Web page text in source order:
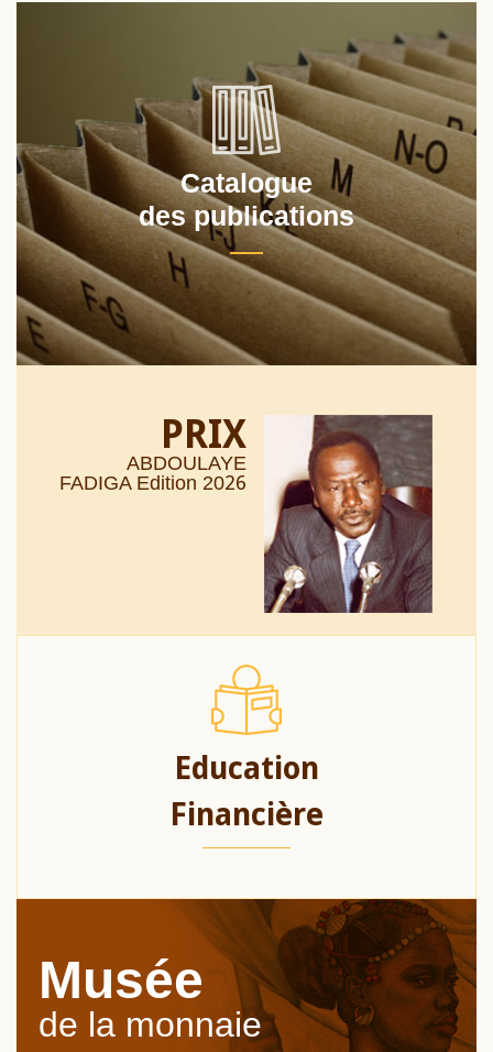
Catalogue
des publications
PRIX
ABDOULAYE
FADIGA Edition 2026
Education
Financière
Musée
de la monnaie